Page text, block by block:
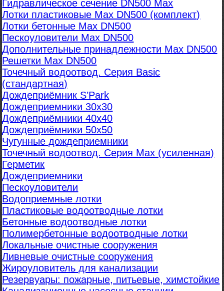
Гидравлическое сечение DN500 Max
Лотки пластиковые Max DN500 (комплект)
Лотки бетонные Max DN500
Пескоуловители Max DN500
Дополнительные принадлежности Max DN500
Решетки Max DN500
Точечный водоотвод. Серия Basic
(стандартная)
Дождеприёмник S’Park
Дождеприемники 30х30
Дождеприёмники 40х40
Дождеприёмники 50х50
Чугунные дождеприемники
Точечный водоотвод. Серия Max (усиленная)
Герметик
Дождеприемники
Пескоуловители
Водоприемные лотки
Пластиковые водоотводные лотки
Бетонные водоотводные лотки
Полимербетонные водоотводные лотки
Локальные очистные сооружения
Ливневые очистные сооружения
Жироуловитель для канализации
Резервуары: пожарные, питьевые, химстойкие